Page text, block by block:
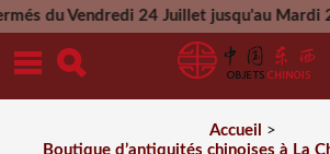
24 Juillet jusqu'au Mardi 25 Aout
Mercredi 26 Aout
Accueil
>
Boutique d’antiquités chinoises à La